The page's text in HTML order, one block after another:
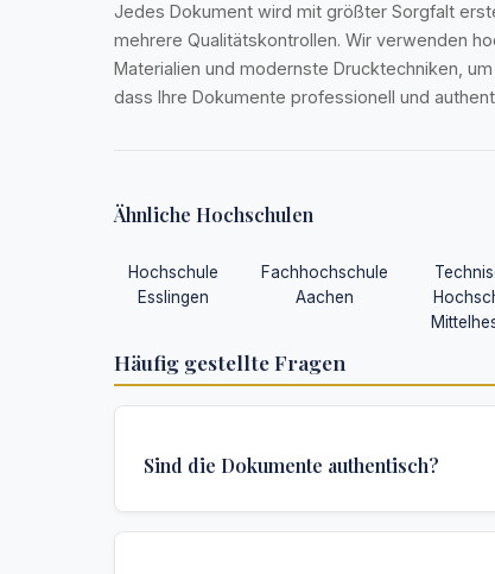
Jedes Dokument wird mit größter Sorgfalt
mehrere Qualitätskontrollen. Wir verwenden
Materialien und modernste Drucktechniken,
dass Ihre Dokumente professionell und
Ähnliche Hochschulen
Hochschule
Esslingen
Fachhochschule
Aachen
Häufig gestellte Fragen
Sind die Dokumente authentisch?